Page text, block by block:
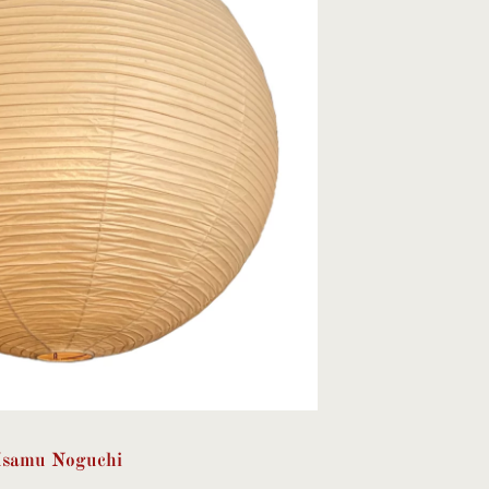
Noguchi